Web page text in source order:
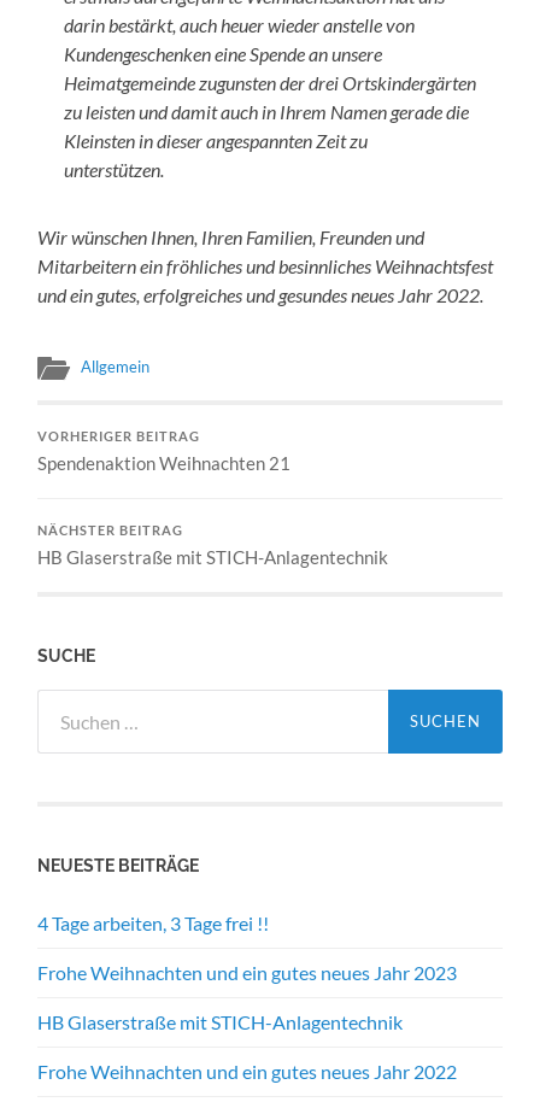
darin bestärkt, auch heuer wieder anstelle von
Kundengeschenken eine Spende an unsere
Heimatgemeinde zugunsten der drei Ortskindergärten
zu leisten und damit auch in Ihrem Namen gerade die
Kleinsten in dieser angespannten Zeit zu
unterstützen.
Wir wünschen Ihnen, Ihren Familien, Freunden und
Mitarbeitern ein fröhliches und besinnliches Weihnachtsfest
und ein gutes, erfolgreiches und gesundes neues Jahr 2022.
Allgemein
VORHERIGER BEITRAG
Spendenaktion Weihnachten 21
NÄCHSTER BEITRAG
HB Glaserstraße mit STICH-Anlagentechnik
SUCHE
nach:
NEUESTE BEITRÄGE
4 Tage arbeiten, 3 Tage frei !!
Frohe Weihnachten und ein gutes neues Jahr 2023
HB Glaserstraße mit STICH-Anlagentechnik
Frohe Weihnachten und ein gutes neues Jahr 2022